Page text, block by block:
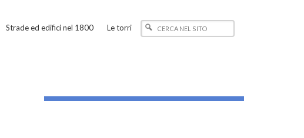
Strade ed edifici nel 1800 Le torri